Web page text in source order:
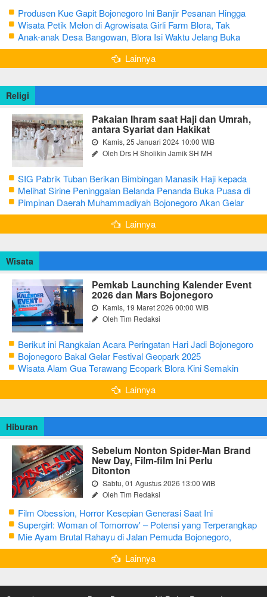
Produsen Kue Gapit Bojonegoro Ini Banjir Pesanan Hingga
Puluhan Juta di Bulan Ramadan
Wisata Petik Melon di Agrowisata Girli Farm Blora, Tak
Sampai 5 Hari Sudah Ludes Terjual
Anak-anak Desa Bangowan, Blora Isi Waktu Jelang Buka
Puasa dengan Latihan Gamelan
Lainnya
Religi
Pakaian Ihram saat Haji dan Umrah,
antara Syariat dan Hakikat
Kamis, 25 Januari 2024 10:00 WIB
Oleh Drs H Sholikin Jamik SH MH
SIG Pabrik Tuban Berikan Bimbingan Manasik Haji kepada
CJH Kabupaten Tuban
Melihat Sirine Peninggalan Belanda Penanda Buka Puasa di
Pendopo Bupati Blora
Pimpinan Daerah Muhammadiyah Bojonegoro Akan Gelar
Salat Iduladha 9 Juli 2022
Lainnya
Wisata
Pemkab Launching Kalender Event
2026 dan Mars Bojonegoro
Kamis, 19 Maret 2026 00:00 WIB
Oleh Tim Redaksi
Berikut ini Rangkaian Acara Peringatan Hari Jadi Bojonegoro
Ke-348 Tahun 2025
Bojonegoro Bakal Gelar Festival Geopark 2025
Wisata Alam Gua Terawang Ecopark Blora Kini Semakin
Menarik
Lainnya
Hiburan
Sebelum Nonton Spider-Man Brand
New Day, Film-film Ini Perlu
Ditonton
Sabtu, 01 Agustus 2026 13:00 WIB
Oleh Tim Redaksi
Film Obession, Horror Kesepian Generasi Saat Ini
Supergirl: Woman of Tomorrow' – Potensi yang Terperangkap
dalam Narasi Generik
Mie Ayam Brutal Rahayu di Jalan Pemuda Bojonegoro,
Kuliner dengan Banyak Pilihan Menu
Lainnya